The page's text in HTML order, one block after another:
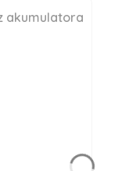
akumulatora